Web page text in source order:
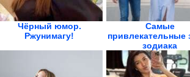
Чёрный юмор.
Ржунимагу!
Самые
привлекательные
зодиака